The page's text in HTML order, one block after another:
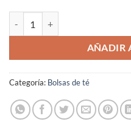
AÑADIR
Categoría: Bolsas de té